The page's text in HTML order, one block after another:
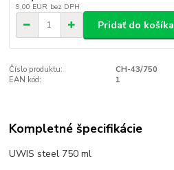
9,00 EUR bez DPH
Pridať do košíka
Číslo produktu:
CH-43/750
EAN kód:
1
Kompletné špecifikácie
UWIS steel 750 ml